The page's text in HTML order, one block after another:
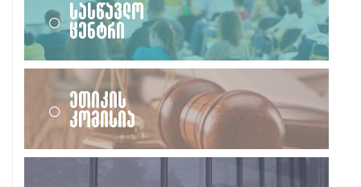
სასწავლო
ცენტრი
ეთიკის
კომისია